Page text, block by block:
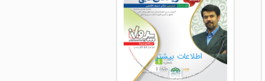
اطلاعات بیشتر